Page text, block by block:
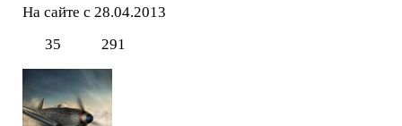
На сайте с 28.04.2013
35
291